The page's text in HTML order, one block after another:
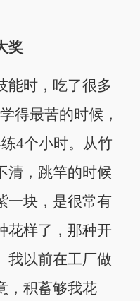
奖
时，吃了很多
得最苦的时候，
4个小时。从竹
清，跳竿的时候
一块，是很常有
花样了，那种开
我以前在工厂做
，积蓄够我花